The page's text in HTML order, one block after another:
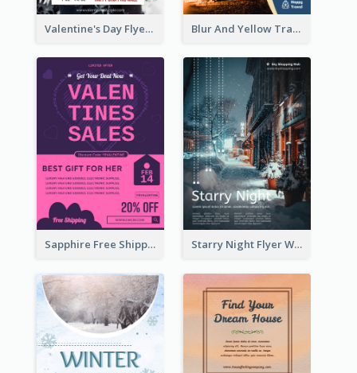
Valentine's Day Flyer With Photo Of Couple Blur And Yellow Travelling Flyer Decorated With Photo
Sapphire Free Shipping Flyer Design Ideas Starry Night Flyer With Street View